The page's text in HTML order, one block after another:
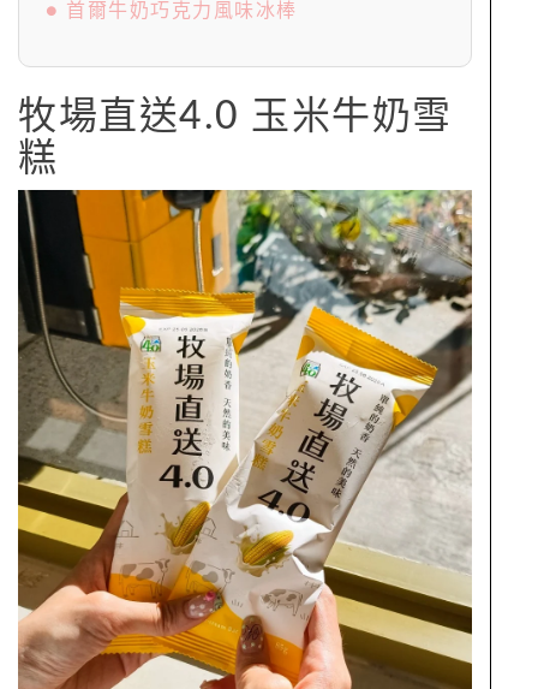
● 首爾牛奶巧克力風味冰棒
牧場直送4.0 玉米牛奶雪
糕